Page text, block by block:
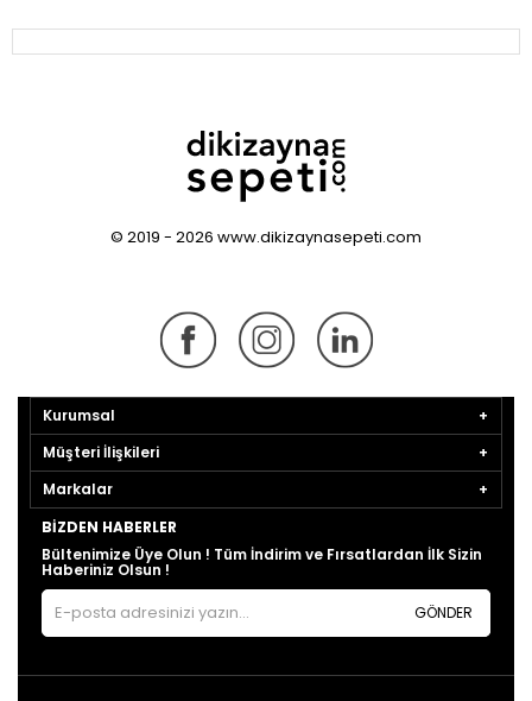
© 2019 - 2026 www.dikizaynasepeti.com
Kurumsal
Müşteri İlişkileri
Markalar
BIZDEN HABERLER
Bültenimize Üye Olun ! Tüm İndirim ve Fırsatlardan İlk Sizin
Haberiniz Olsun !
GÖNDER